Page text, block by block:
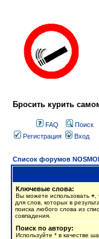
Бросить курить
FAQ
Поиск
Регистрация
Вход
Список форумов
Ключевые слова:
Вы можете использовать +
для слов, которых в
поиска любого слова из
совпадения.
Поиск по автору:
Используйте * в качестве